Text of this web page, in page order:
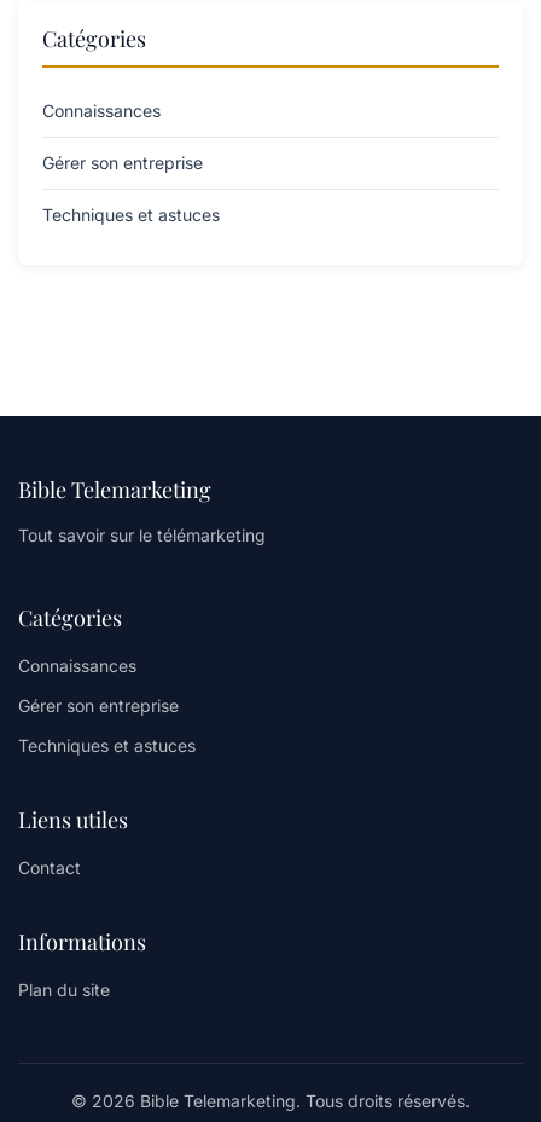
Catégories
Connaissances
Gérer son entreprise
Techniques et astuces
Bible Telemarketing
Tout savoir sur le télémarketing
Catégories
Connaissances
Gérer son entreprise
Techniques et astuces
Liens utiles
Contact
Informations
Plan du site
© 2026 Bible Telemarketing. Tous droits réservés.